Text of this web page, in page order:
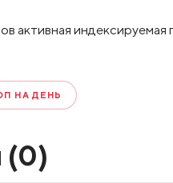
активная индексируемая
НА ДЕНЬ
(0)